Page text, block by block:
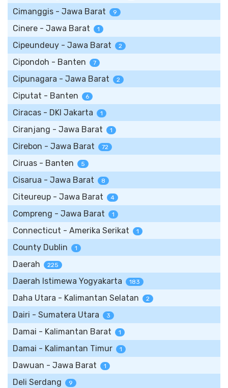
Cimanggis - Jawa Barat 9
Cinere - Jawa Barat 1
Cipeundeuy - Jawa Barat 2
Cipondoh - Banten 7
Cipunagara - Jawa Barat 2
Ciputat - Banten 6
Ciracas - DKI Jakarta 1
Ciranjang - Jawa Barat 1
Cirebon - Jawa Barat 72
Ciruas - Banten 5
Cisarua - Jawa Barat 8
Citeureup - Jawa Barat 4
Compreng - Jawa Barat 1
Connecticut - Amerika Serikat 1
County Dublin 1
Daerah 225
Daerah Istimewa Yogyakarta 183
Daha Utara - Kalimantan Selatan 2
Dairi - Sumatera Utara 3
Damai - Kalimantan Barat 1
Damai - Kalimantan Timur 1
Dawuan - Jawa Barat 1
Deli Serdang 9